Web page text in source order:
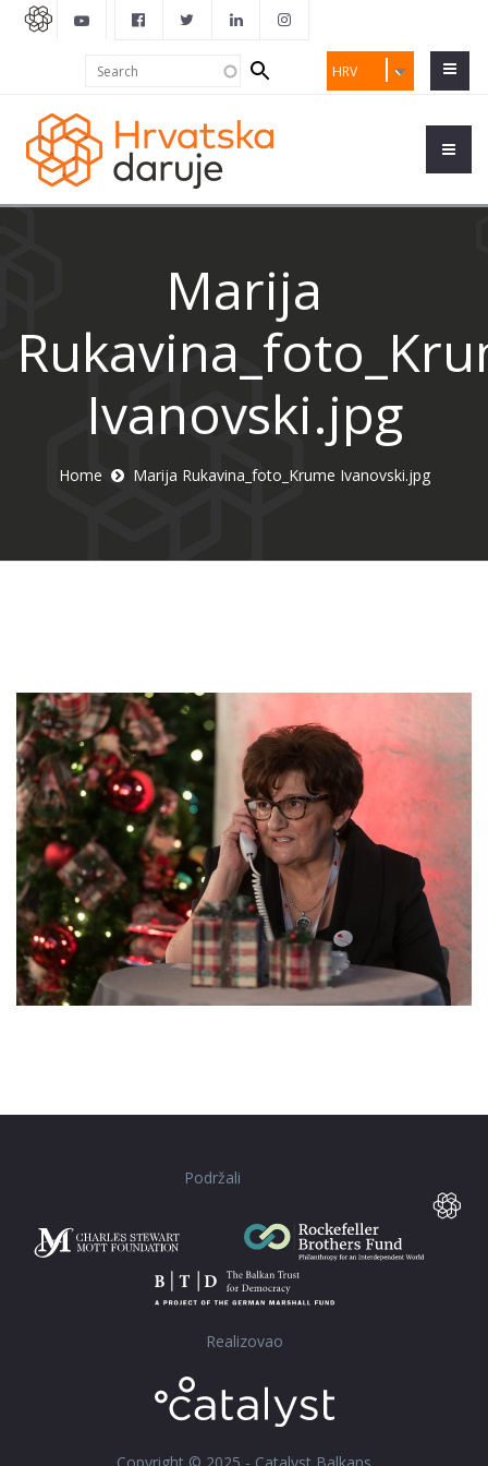
HRV
Search
form
Marija
Ivanovski.jpg
Home Marija Rukavina_foto_Krume Ivanovski.jpg
Podržali
Realizovao